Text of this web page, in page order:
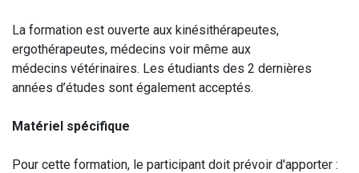
La formation est ouverte aux kinésithérapeutes,
ergothérapeutes, médecins voir même aux
médecins vétérinaires. Les étudiants des 2 dernières
années d’études sont également acceptés.
Matériel spécifique
Pour cette formation, le participant doit prévoir d'apporter :